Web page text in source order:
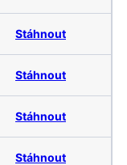
Stáhnout
Stáhnout
Stáhnout
Stáhnout